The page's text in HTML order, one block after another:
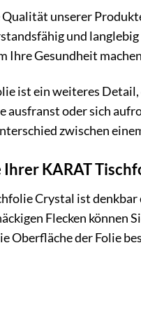
unserer
und
Ihre Gesundheit
ist ein weiteres
ausfranst oder sich
zwischen
KARAT
Crystal ist
Flecken können
Oberfläche der Folie